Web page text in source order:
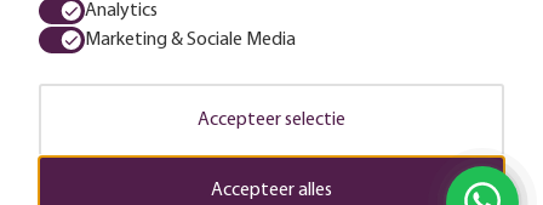
Algemene voorwaarden
Analytics
Marketing & Sociale Media
Accepteer selectie
Accepteer alles